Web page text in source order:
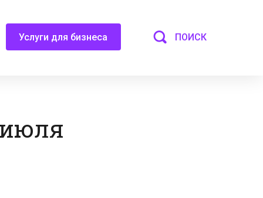
Услуги для бизнеса ПОИСК